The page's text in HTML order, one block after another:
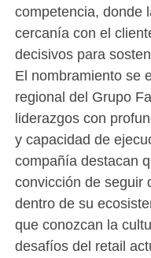
competencia, donde
cercanía con el
decisivos para
El nombramiento se
regional del Grupo
liderazgos con
y capacidad de
compañía destacan
convicción de seguir
dentro de su
que conozcan la
desafíos del retail